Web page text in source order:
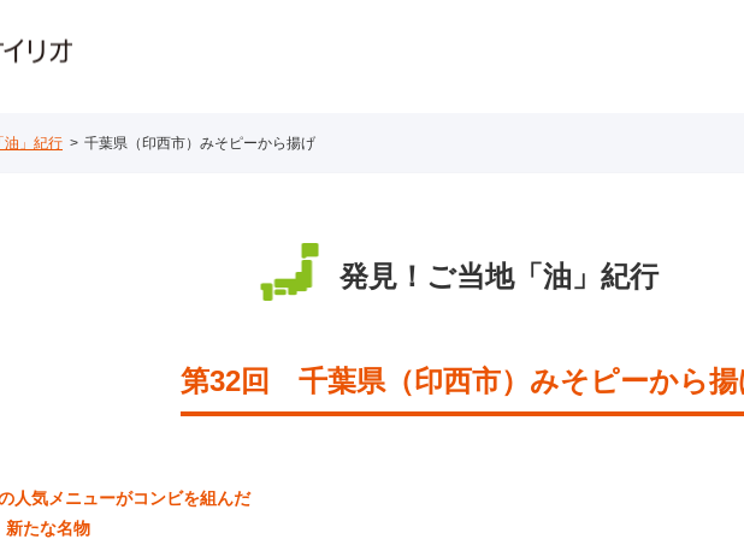
油」紀行 千葉県（印西市）みそピーから揚げ
発見！ご当地「油」紀行
第32回 千葉県（印西市） みそピーから
人気メニューがコンビを組んだ
たな名物